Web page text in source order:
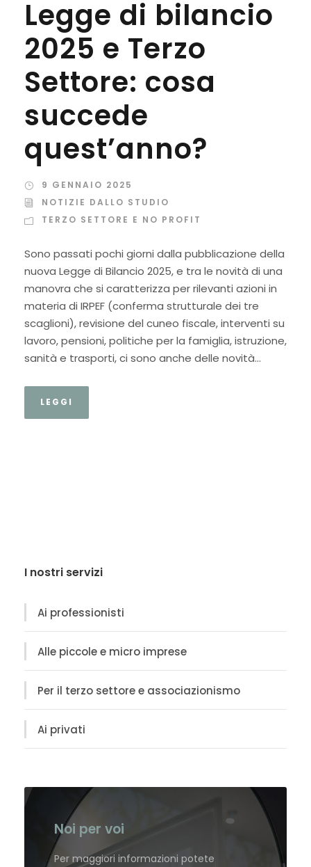
Legge di bilancio
2025 e Terzo
Settore: cosa
succede
quest’anno?
9 GENNAIO 2025
NOTIZIE DALLO STUDIO
TERZO SETTORE E NO PROFIT
Sono passati pochi giorni dalla pubblicazione della
nuova Legge di Bilancio 2025, e tra le novità di una
manovra che si caratterizza per rilevanti azioni in
materia di IRPEF (conferma strutturale dei tre
scaglioni), revisione del cuneo fiscale, interventi su
lavoro, pensioni, politiche per la famiglia, istruzione,
sanità e trasporti, ci sono anche delle novità...
LEGGI
I nostri servizi
Ai professionisti
Alle piccole e micro imprese
Per il terzo settore e associazionismo
Ai privati
Noi per voi
Per maggiori informazioni potete